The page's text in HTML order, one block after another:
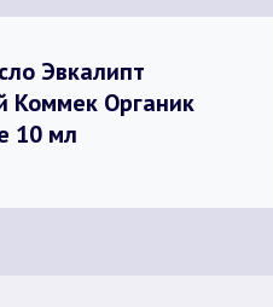
Эвкалипт
Органик
10 мл